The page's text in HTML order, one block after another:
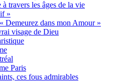
travers les âges de la vie
»
Demeurez dans mon Amour »
visage de Dieu
Paris
ces fous admirables